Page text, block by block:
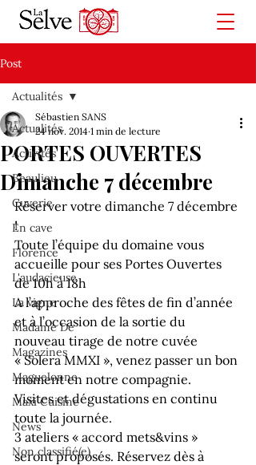
Post
Actualités
Activités
Beaulieu
Cuverie
En cave
Florence
L'audacieuse
La vigne
Madame De
Magazines
Maguelonne
Maxi Cuisine
News
Non classifié(e)
Actualités
PORTES OUVERTES
Dimanche 7 décembre
Sébastien SANS
24 nov. 2014 1 min de lecture
Réserver votre dimanche 7 décembre
!
Toute l’équipe du domaine vous
accueille pour ses Portes Ouvertes
de 10h à 18h
A l’approche des fêtes de fin d’année
et à l’occasion de la sortie du
nouveau tirage de notre cuvée
« Solera MMXI », venez passer un bon
moment en notre compagnie.
Visites et dégustations en continu
toute la journée.
3 ateliers « accord mets&vins »
seront proposés. Réservez dès à